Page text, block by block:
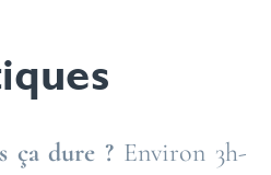
ça dure ? Environ 3h-